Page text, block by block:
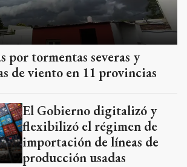
por tormentas severas y
de viento en 11 provincias
El Gobierno digitalizó y
flexibilizó el régimen de
importación de líneas de
producción usadas